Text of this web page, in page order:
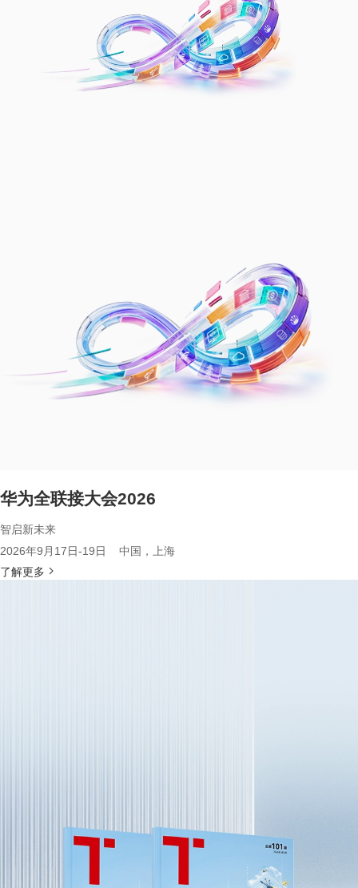
华为全联接大会2026
智启新未来
2026年9月17日-19日 中国，上海
了解更多